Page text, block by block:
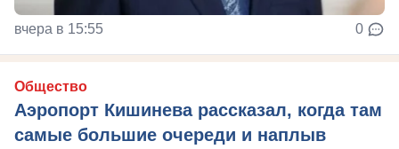
вчера в 15:55 0
Общество
Аэропорт Кишинева рассказал, когда там
самые большие очереди и наплыв